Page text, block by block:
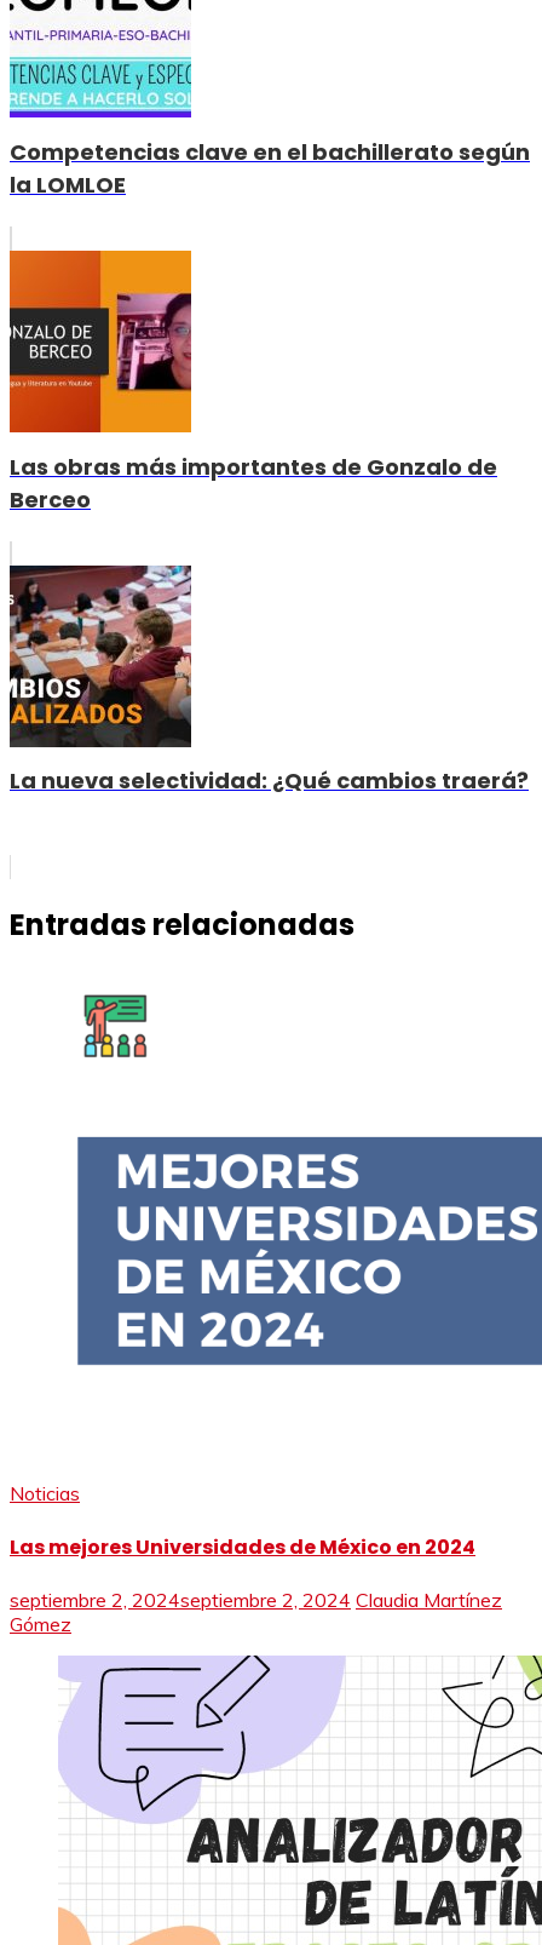
Competencias clave en el bachillerato según
la LOMLOE
Las obras más importantes de Gonzalo de
Berceo
La nueva selectividad: ¿Qué cambios traerá?
Entradas relacionadas
Noticias
Las mejores Universidades de México en 2024
septiembre 2, 2024septiembre 2, 2024 Claudia Martínez
Gómez